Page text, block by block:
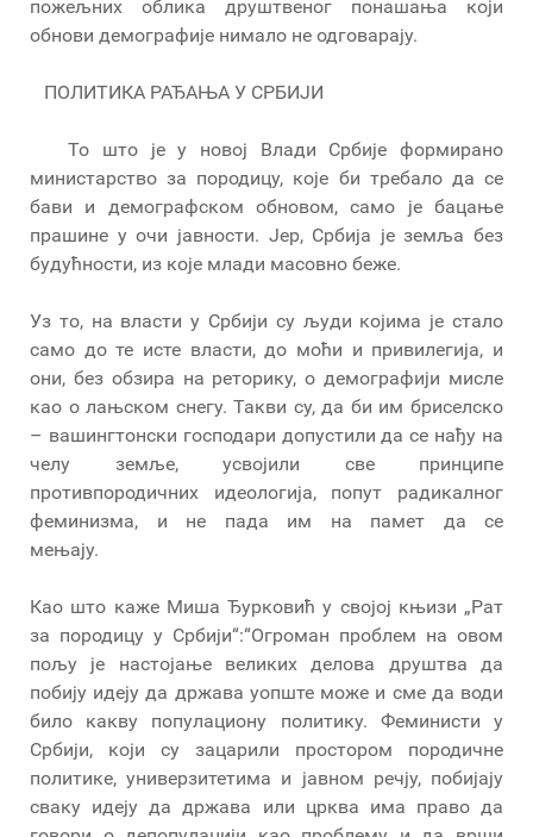
пожељних облика друштвеног понашања који
обнови демографије нимало не одговарају.
ПОЛИТИКА РАЂАЊА У СРБИЈИ
То што је у новој Влади Србије формирано
министарство за породицу, које би требало да се
бави и демографском обновом, само је бацање
прашине у очи јавности. Јер, Србија је земља без
будућности, из које млади масовно беже.
Уз то, на власти у Србији су људи којима је стало
само до те исте власти, до моћи и привилегија, и
они, без обзира на реторику, о демографији мисле
као о лањском снегу. Такви су, да би им бриселско
– вашингтонски господари допустили да се нађу на
челу земље, усвојили све принципе
противпородичних идеологија, попут радикалног
феминизма, и не пада им на памет да се
мењају.
Као што каже Миша Ђурковић у својој књизи „Рат
за породицу у Србији“:“Огроман проблем на овом
пољу је настојање великих делова друштва да
побију идеју да држава уопште може и сме да води
било какву популациону политику. Феминисти у
Србији, који су зацарили простором породичне
политике, универзитетима и јавном речју, побијају
сваку идеју да држава или црква има право да